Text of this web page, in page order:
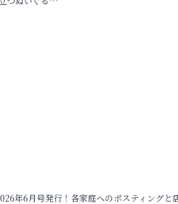
年6月号発行！各家庭へのポスティングと